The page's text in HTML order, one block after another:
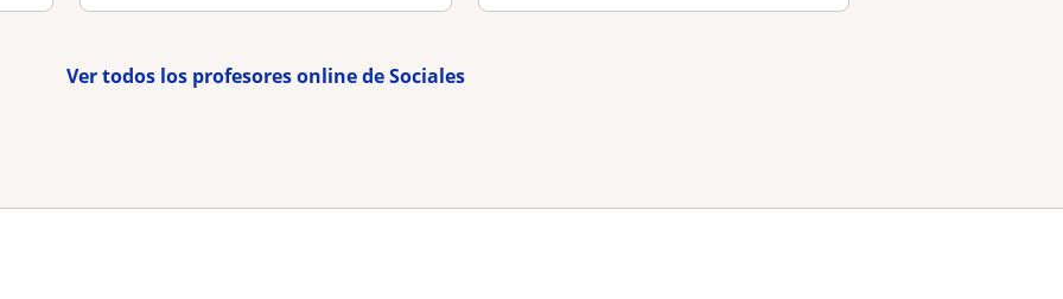
Ver todos los profesores online de Sociales